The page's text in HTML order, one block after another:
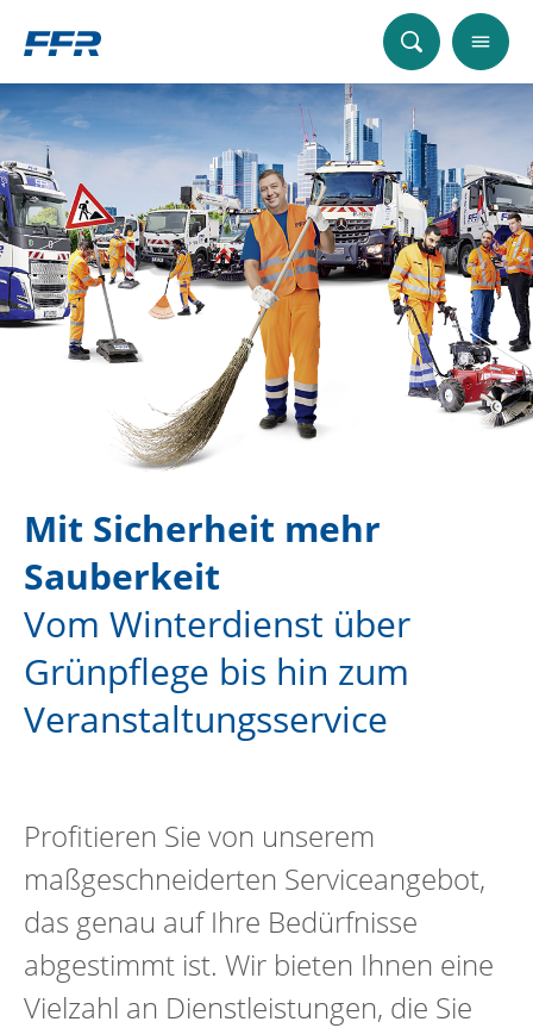
Mit Sicherheit mehr
Sauberkeit
Vom Winterdienst über
Grünpflege bis hin zum
Veranstaltungsservice
Profitieren Sie von unserem
maßgeschneiderten Serviceangebot,
das genau auf Ihre Bedürfnisse
abgestimmt ist. Wir bieten Ihnen eine
Vielzahl an Dienstleistungen, die Sie